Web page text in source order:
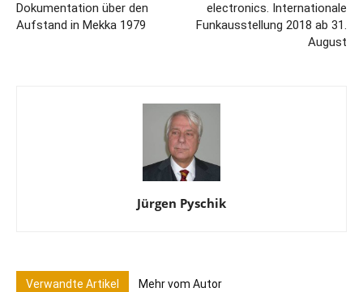
Dokumentation über den
Aufstand in Mekka 1979
electronics. Internationale
Funkausstellung 2018 ab 31.
August
Jürgen Pyschik
Verwandte Artikel Mehr vom Autor